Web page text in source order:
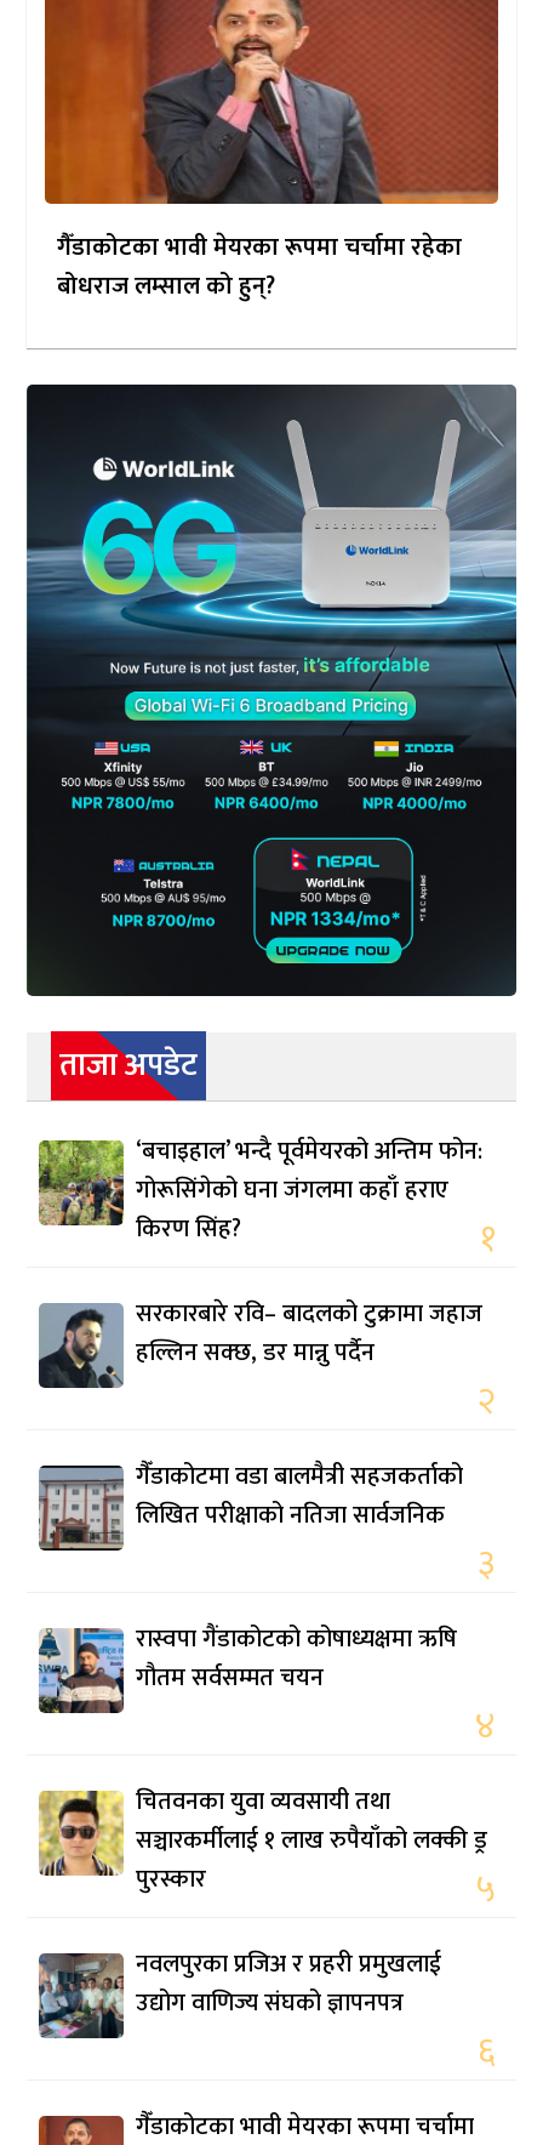
गैँडाकोटका भावी मेयरका रूपमा चर्चामा रहेका
बोधराज लम्साल को हुन्?
ताजा अपडेट
‘बचाइहाल’ भन्दै पूर्वमेयरको अन्तिम फोन:
गोरूसिंगेको घना जंगलमा कहाँ हराए
किरण सिंह?
१
सरकारबारे रवि– बादलको टुक्रामा जहाज
हल्लिन सक्छ, डर मान्नु पर्दैन
२
गैँडाकोटमा वडा बालमैत्री सहजकर्ताको
लिखित परीक्षाको नतिजा सार्वजनिक
३
रास्वपा गैंडाकोटको कोषाध्यक्षमा ऋषि
गौतम सर्वसम्मत चयन
४
चितवनका युवा व्यवसायी तथा
सञ्चारकर्मीलाई १ लाख रुपैयाँको लक्की ड्र
पुरस्कार
५
नवलपुरका प्रजिअ र प्रहरी प्रमुखलाई
उद्योग वाणिज्य संघको ज्ञापनपत्र
६
गैँडाकोटका भावी मेयरका रूपमा चर्चामा